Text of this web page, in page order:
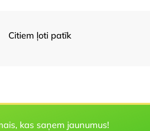
Citiem ļoti patīk
kas saņem jaunumus!